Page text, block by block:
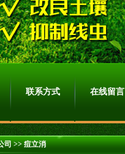
联系方式 在线留言
司>> 痘立消